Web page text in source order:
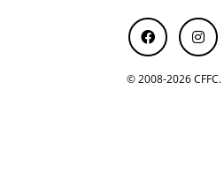
© 2008-2026 CFFC.